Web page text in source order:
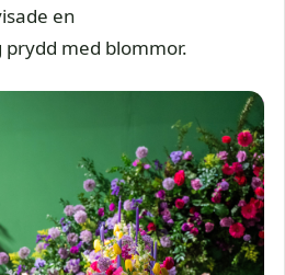
en
med blommor.